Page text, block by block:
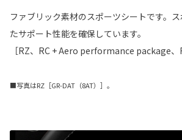
ファブリック素材のスポーツシートです。
たサポート性能を確保しています。
［RZ、RC + Aero performance package、
■写真はRZ［GR-DAT（8AT）］。